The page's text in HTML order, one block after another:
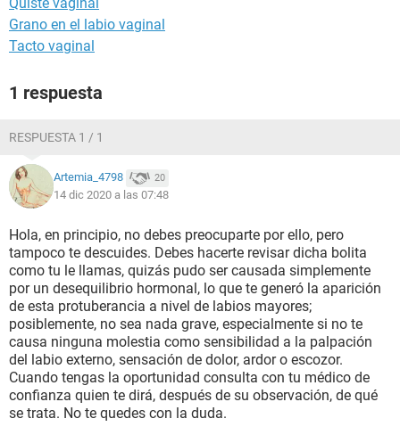
Grano en el labio vaginal
Tacto vaginal
1 respuesta
RESPUESTA 1 / 1
Artemia_4798 20
14 dic 2020 a las 07:48
Hola, en principio, no debes preocuparte por ello, pero
tampoco te descuides. Debes hacerte revisar dicha bolita
como tu le llamas, quizás pudo ser causada simplemente
por un desequilibrio hormonal, lo que te generó la aparición
de esta protuberancia a nivel de labios mayores;
posiblemente, no sea nada grave, especialmente si no te
causa ninguna molestia como sensibilidad a la palpación
del labio externo, sensación de dolor, ardor o escozor.
Cuando tengas la oportunidad consulta con tu médico de
confianza quien te dirá, después de su observación, de qué
se trata. No te quedes con la duda.